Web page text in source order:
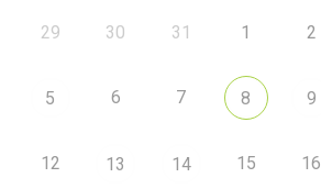
29 30 31 1 2
5 6 7 8 9
12 13 14 15 16